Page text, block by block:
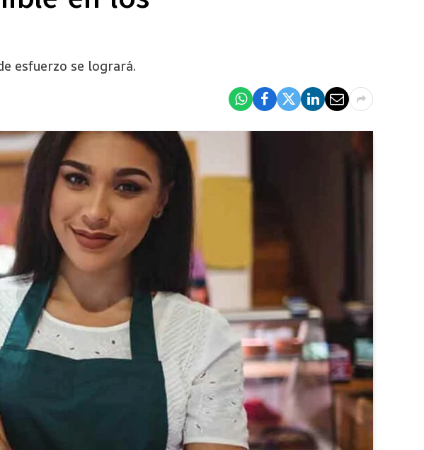
esfuerzo se logrará.